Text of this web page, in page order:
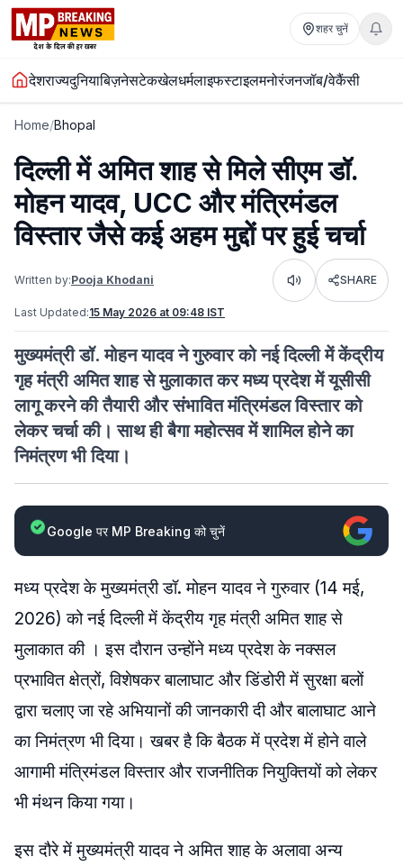
शहर चुनें
देशराज्यदुनियाबिज़नेसटेकखेलधर्मलाइफस्टाइलमनोरंजनजॉब/वेकैंसी
Home/Bhopal
दिल्ली में अमित शाह से मिले सीएम डॉ.
मोहन यादव, UCC और मंत्रिमंडल
विस्तार जैसे कई अहम मुद्दों पर हुई चर्चा
Written by:Pooja Khodani Listen SHARE
Last Updated:15 May 2026 at 09:48 IST
मुख्यमंत्री डॉ. मोहन यादव ने गुरुवार को नई दिल्ली में केंद्रीय
गृह मंत्री अमित शाह से मुलाकात कर मध्य प्रदेश में यूसीसी
लागू करने की तैयारी और संभावित मंत्रिमंडल विस्तार को
लेकर चर्चा की। साथ ही बैगा महोत्सव में शामिल होने का
निमंत्रण भी दिया।
Google पर MP Breaking को चुनें
मध्य प्रदेश के मुख्यमंत्री डॉ. मोहन यादव ने गुरुवार (14 मई,
2026) को नई दिल्ली में केंद्रीय गृह मंत्री अमित शाह से
मुलाकात की । इस दौरान उन्होंने मध्य प्रदेश के नक्सल
प्रभावित क्षेत्रों, विशेषकर बालाघाट और डिंडोरी में सुरक्षा बलों
द्वारा चलाए जा रहे अभियानों की जानकारी दी और बालाघाट आने
का निमंत्रण भी दिया। खबर है कि बैठक में प्रदेश में होने वाले
आगामी मंत्रिमंडल विस्तार और राजनीतिक नियुक्तियों को लेकर
भी मंथन किया गया।
इस दौरे में मुख्यमंत्री यादव ने अमित शाह के अलावा अन्य